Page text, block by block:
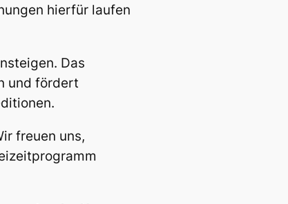
hierfür laufen
Das
und fördert
freuen uns,